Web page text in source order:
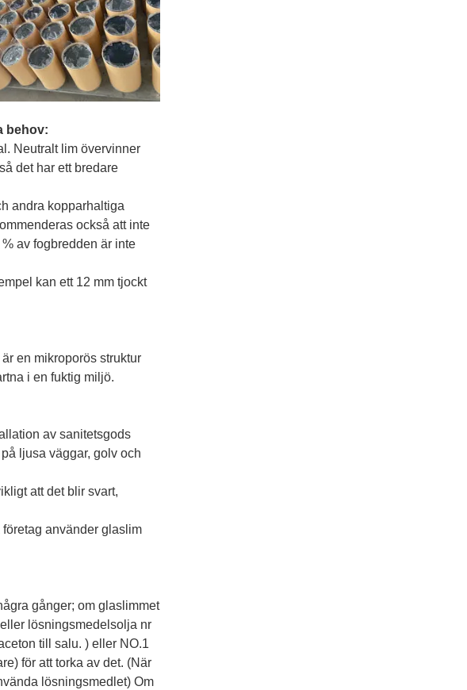
behov:
Neutralt lim övervinner
det har ett bredare
andra kopparhaltiga
också att inte
av fogbredden är inte
kan ett 12 mm tjockt
en mikroporös struktur
i en fuktig miljö.
av sanitetsgods
ljusa väggar, golv och
att det blir svart,
använder glaslim
gånger; om glaslimmet
lösningsmedelsolja nr
till salu. ) eller NO.1
för att torka av det. (När
lösningsmedlet) Om